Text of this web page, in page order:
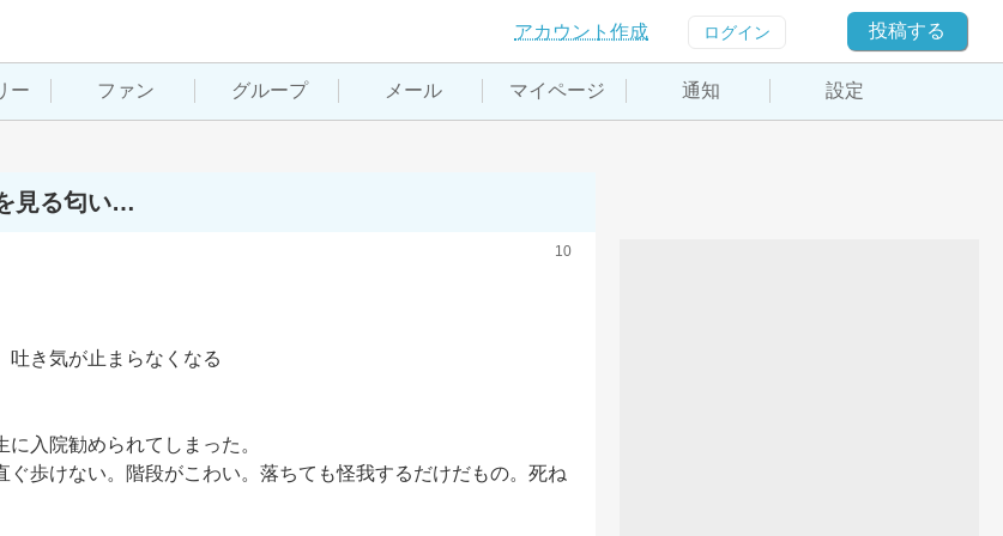
アカウント作成 ログイン 投稿する
ー ファン グループ メール マイページ 通知 設定
見る匂い…
10
吐き気が止まらなくなる
入院勧められてしまった。
歩けない。階段がこわい。落ちても怪我するだけだもの。死ね